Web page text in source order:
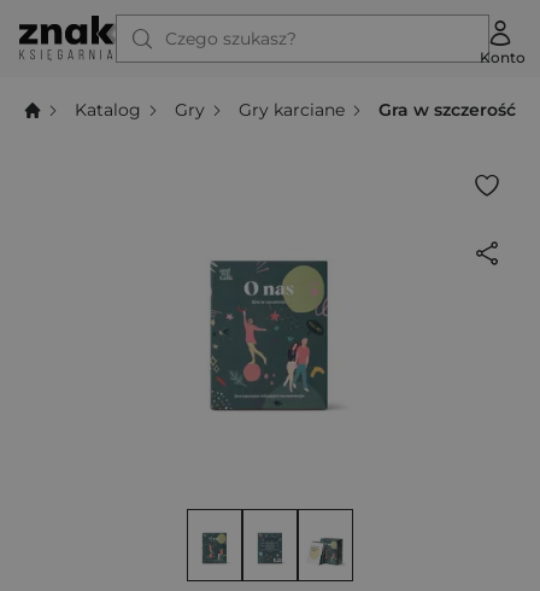
Czego szukasz?
Konto
Katalog Gry Gry karciane Gra w szczerość